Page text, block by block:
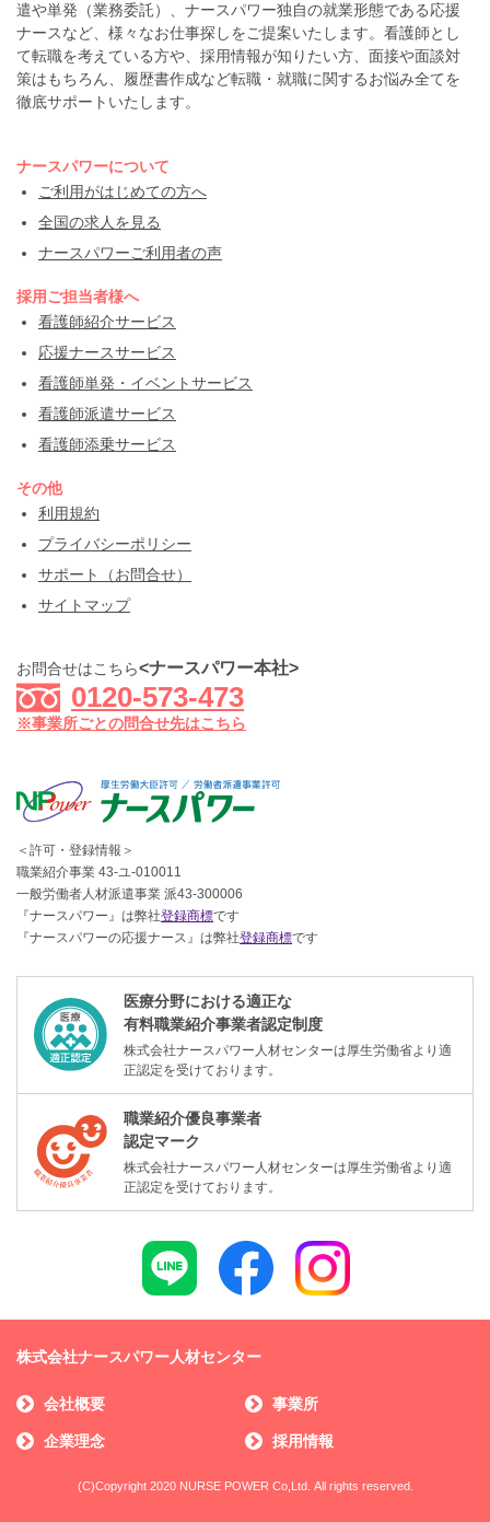
遣や単発（業務委託）、ナースパワー独自の就業形態である応援
ナースなど、様々なお仕事探しをご提案いたします。看護師とし
て転職を考えている方や、採用情報が知りたい方、面接や面談対
策はもちろん、履歴書作成など転職・就職に関するお悩み全てを
徹底サポートいたします。
ナースパワーについて
ご利用がはじめての方へ
全国の求人を見る
ナースパワーご利用者の声
採用ご担当者様へ
看護師紹介サービス
応援ナースサービス
看護師単発・イベントサービス
看護師派遣サービス
看護師添乗サービス
その他
利用規約
プライバシーポリシー
サポート（お問合せ）
サイトマップ
お問合せはこちら<ナースパワー本社>
0120-573-473
※事業所ごとの問合せ先はこちら
＜許可・登録情報＞
職業紹介事業 43-ユ-010011
一般労働者人材派遣事業 派43-300006
『ナースパワー』は弊社登録商標です
『ナースパワーの応援ナース』は弊社登録商標です
医療分野における適正な
有料職業紹介事業者認定制度
株式会社ナースパワー人材センターは厚生労働省より適
正認定を受けております。
職業紹介優良事業者
認定マーク
株式会社ナースパワー人材センターは厚生労働省より適
正認定を受けております。
株式会社ナースパワー人材センター
会社概要 事業所
企業理念 採用情報
(C)Copyright 2020 NURSE POWER Co,Ltd. All rights reserved.